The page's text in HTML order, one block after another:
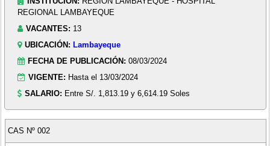
REGIONAL LAMBAYEQUE
VACANTES: 13
UBICACIÓN: Lambayeque
FECHA DE PUBLICACIÓN: 08/03/2024
VIGENTE: Hasta el 13/03/2024
SALARIO: Entre S/. 1,813.19 y 6,614.19 Soles
CAS Nº 002